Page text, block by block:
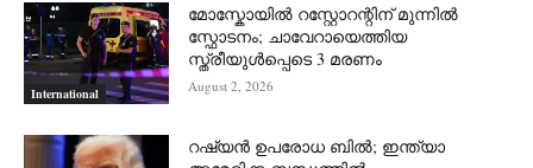
International
മോസ്കോയിൽ റസ്റ്റോറന്റിന് മുന്നിൽ
സ്ഫോടനം; ചാവേറായെത്തിയ
സ്ത്രീയുൾപ്പെടെ 3 മരണം
August 2, 2026
റഷ്യന്‍ ഉപരോധ ബില്‍; ഇന്ത്യാ